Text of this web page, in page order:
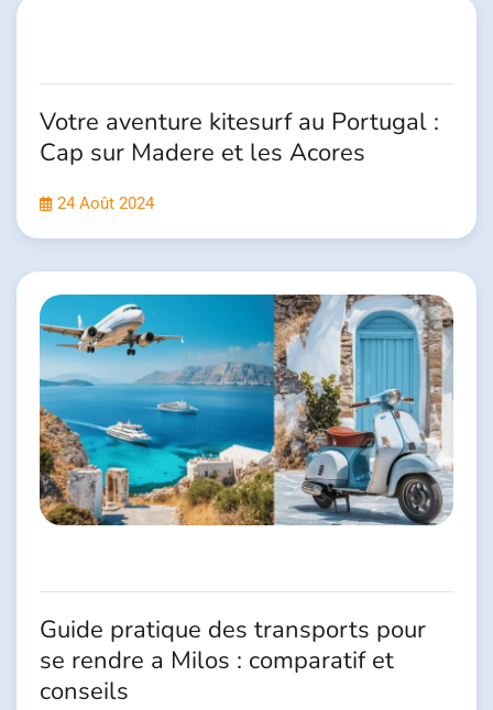
Votre aventure kitesurf au Portugal :
Cap sur Madere et les Acores
24 Août 2024
Guide pratique des transports pour
se rendre a Milos : comparatif et
conseils